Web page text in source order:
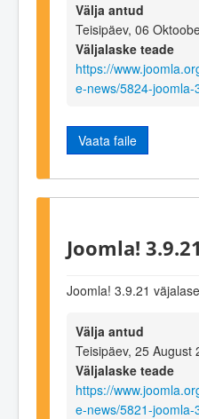
Välja antud
Teisipäev, 06
Väljalaske teade
https://
e-news/5824-
Vaata faile
Joomla! 3.9.21
Joomla! 3.9.21 väjalase
Välja antud
Teisipäev, 25 August
Väljalaske teade
https://
e-news/5821-